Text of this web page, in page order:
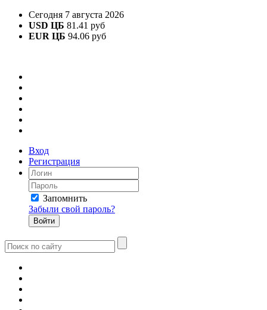
Сегодня 7 августа 2026
USD ЦБ 81.41 руб
EUR ЦБ 94.06 руб
Вход
Регистрация
Запомнить
Забыли свой пароль?